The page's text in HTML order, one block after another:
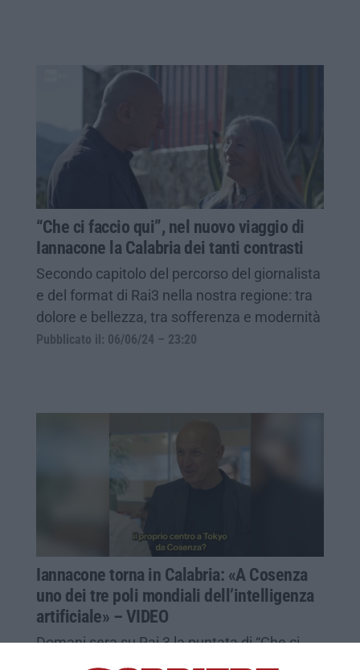
“Che ci faccio qui”, nel nuovo viaggio di
Iannacone la Calabria dei tanti contrasti
Secondo capitolo del percorso del giornalista
e del format di Rai3 nella nostra regione: tra
dolore e bellezza, tra sofferenza e modernità
Pubblicato il: 06/06/24 – 23:20
Iannacone torna in Calabria: «A Cosenza
uno dei tre poli mondiali dell’intelligenza
artificiale» – VIDEO
Domani sera su Rai 3 la puntata di “Che ci
faccio qui”. «Ciò che non ti aspetti al Sud e